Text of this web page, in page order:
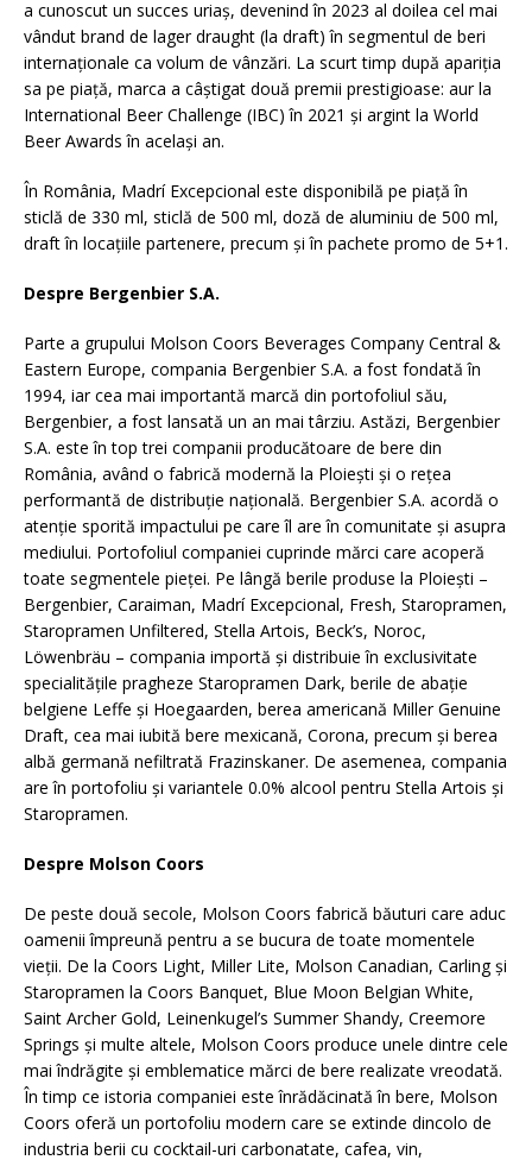
a cunoscut un succes uriaș, devenind în 2023 al doilea cel mai
vândut brand de lager draught (la draft) în segmentul de beri
internaționale ca volum de vânzări. La scurt timp după apariția
sa pe piață, marca a câștigat două premii prestigioase: aur la
International Beer Challenge (IBC) în 2021 și argint la World
Beer Awards în același an.
În România, Madrí Excepcional este disponibilă pe piață în
sticlă de 330 ml, sticlă de 500 ml, doză de aluminiu de 500 ml,
draft în locațiile partenere, precum și în pachete promo de 5+1.
Despre Bergenbier S.A.
Parte a grupului Molson Coors Beverages Company Central &
Eastern Europe, compania Bergenbier S.A. a fost fondată în
1994, iar cea mai importantă marcă din portofoliul său,
Bergenbier, a fost lansată un an mai târziu. Astăzi, Bergenbier
S.A. este în top trei companii producătoare de bere din
România, având o fabrică modernă la Ploieşti şi o reţea
performantă de distribuţie naţională. Bergenbier S.A. acordă o
atenție sporită impactului pe care îl are în comunitate și asupra
mediului. Portofoliul companiei cuprinde mărci care acoperă
toate segmentele pieţei. Pe lângă berile produse la Ploiești –
Bergenbier, Caraiman, Madrí Excepcional, Fresh, Staropramen,
Staropramen Unfiltered, Stella Artois, Beck’s, Noroc,
Löwenbräu – compania importă și distribuie în exclusivitate
specialitățile pragheze Staropramen Dark, berile de abație
belgiene Leffe și Hoegaarden, berea americană Miller Genuine
Draft, cea mai iubită bere mexicană, Corona, precum și berea
albă germană nefiltrată Frazinskaner. De asemenea, compania
are în portofoliu și variantele 0.0% alcool pentru Stella Artois și
Staropramen.
Despre Molson Coors
De peste două secole, Molson Coors fabrică băuturi care aduc
oamenii împreună pentru a se bucura de toate momentele
vieții. De la Coors Light, Miller Lite, Molson Canadian, Carling și
Staropramen la Coors Banquet, Blue Moon Belgian White,
Saint Archer Gold, Leinenkugel’s Summer Shandy, Creemore
Springs și multe altele, Molson Coors produce unele dintre cele
mai îndrăgite și emblematice mărci de bere realizate vreodată.
În timp ce istoria companiei este înrădăcinată în bere, Molson
Coors oferă un portofoliu modern care se extinde dincolo de
industria berii cu cocktail-uri carbonatate, cafea, vin,